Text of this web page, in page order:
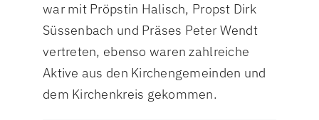
war mit Pröpstin Halisch, Propst Dirk
Süssenbach und Präses Peter Wendt
vertreten, ebenso waren zahlreiche
Aktive aus den Kirchengemeinden und
dem Kirchenkreis gekommen.